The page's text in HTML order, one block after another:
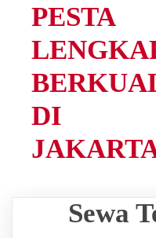
PESTA
DI
Sewa